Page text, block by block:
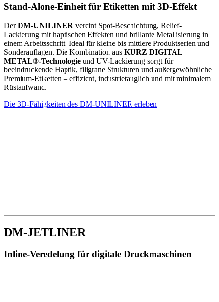
Stand-Alone-Einheit für Etiketten mit 3D-Effekt
DerDM-UNILINER vereint Spot-Beschichtung, Relief-
Lackierung mit haptischen Effekten und brillante Metallisierung in
einem Arbeitsschritt. Ideal für kleine bis mittlere Produktserien und
Sonderauflagen. Die Kombination aus KURZ DIGITAL
METAL®-Technologie und UV-Lackierung sorgt für
beeindruckende Haptik, filigrane Strukturen und außergewöhnliche
Premium-Etiketten – effizient, industrietauglich und mit minimalem
Rüstaufwand.
Die 3D-Fähigkeiten des DM-UNILINER erleben
DM-JETLINER
Inline-Veredelung für digitale Druckmaschinen